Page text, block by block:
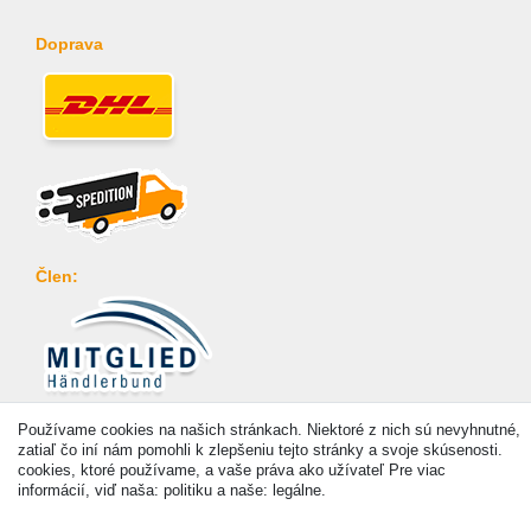
Doprava
Člen:
Platba
Používame cookies na našich stránkach. Niektoré z nich sú nevyhnutné,
zatiaľ čo iní nám pomohli k zlepšeniu tejto stránky a svoje skúsenosti.
cookies, ktoré používame, a vaše práva ako užívateľ Pre viac
informácií, viď naša: politiku a naše: legálne.